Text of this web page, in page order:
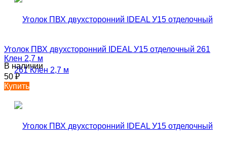
Уголок ПВХ двухсторонний IDEAL У15 отделочный 261
Клен 2,7 м
В наличии
50₽
Купить